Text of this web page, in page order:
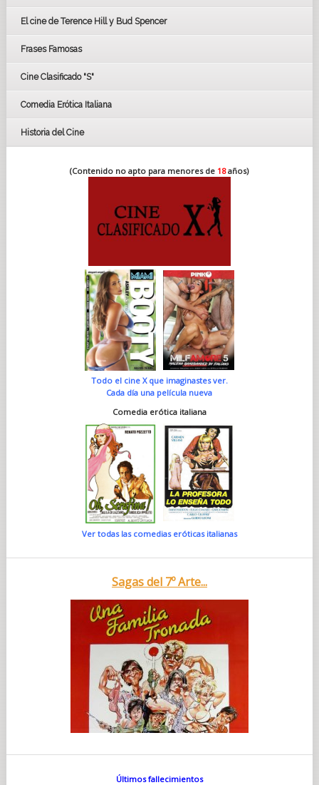
BAFTA
El cine de Terence Hill y Bud Spencer
Frases Famosas
Cine Clasificado "S"
Comedia Erótica Italiana
Historia del Cine
(Contenido no apto para menores de 18años)
Todo el cine X que imaginastes ver.
Cada día una película nueva
Comedia erótica italiana
Ver todas las comedias eróticas italianas
Sagas del 7º Arte...
Últimos fallecimientos